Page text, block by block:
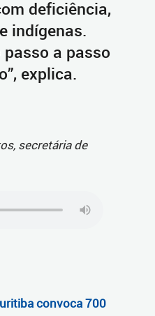
deficiência,
indígenas.
a passo
explica.
secretária de
convoca 700